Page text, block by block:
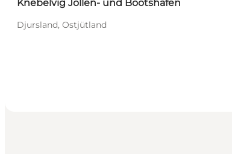
Knebelvig Jollen- und Bootshafen
Djursland, Ostjütland